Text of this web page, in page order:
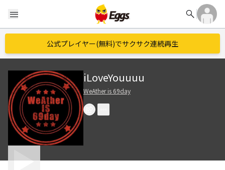
menu search
公式プレイヤー(無料)でサクサク連続再生
iLoveYouuuu
WeAther is 69day